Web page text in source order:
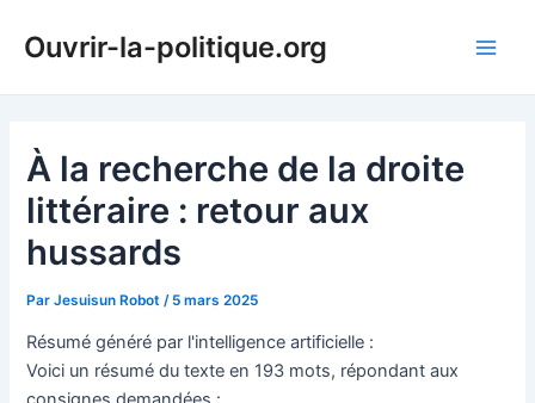
Ouvrir-la-politique.org
À la recherche de la droite
littéraire : retour aux
hussards
ParJesuisun Robot / 5 mars 2025
Résumé généré par l'intelligence artificielle :
Voici un résumé du texte en 193 mots, répondant aux